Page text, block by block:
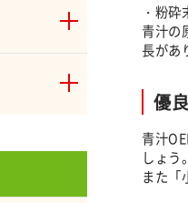
・粉
青汁の
長があ
優
青汁
しょう。
また「